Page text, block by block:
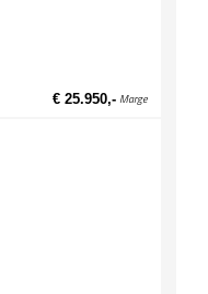
€ 25.950,- Marge